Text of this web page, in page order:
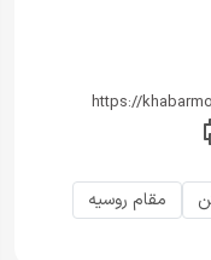
مقام روسیه